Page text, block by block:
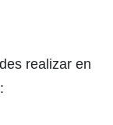
realizar en